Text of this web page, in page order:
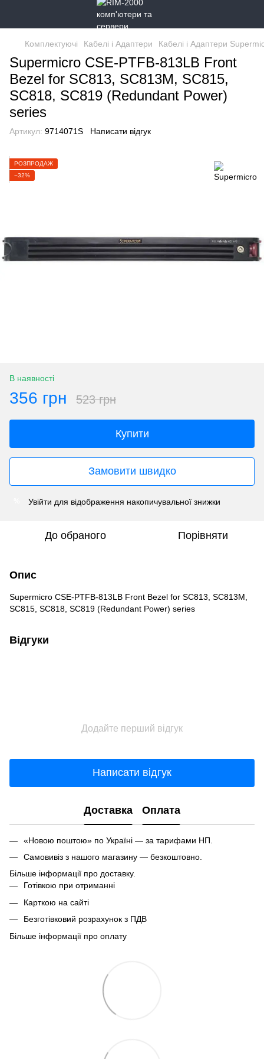
Комплектуючі Кабелі і Адаптери Кабелі і Адаптери
Supermicro CSE-PTFB-813LB Front
Bezel for SC813, SC813M, SC815,
SC818, SC819 (Redundant Power)
series
Артикул: 9714071S Написати відгук
РОЗПРОДАЖ
−32%
В наявності
356 грн 523 грн
Купити
Замовити швидко
Увійти для відображення накопичувальної знижки
До обраного Порівняти
Опис
Supermicro CSE-PTFB-813LB Front Bezel for SC813, SC813M,
SC815, SC818, SC819 (Redundant Power) series
Відгуки
Додайте перший відгук
Написати відгук
Доставка Оплата
«Новою поштою» по Україні — за тарифами НП.
Самовивіз з нашого магазину — безкоштовно.
Більше інформації про доставку.
Готівкою при отриманні
Карткою на сайті
Безготівковий розрахунок з ПДВ
Більше інформації про оплату